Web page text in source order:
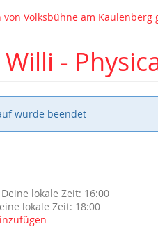
Volksbühne am Kaulenberg
-
wurde beendet
Deine lokale Zeit: 16:00
lokale Zeit: 18:00